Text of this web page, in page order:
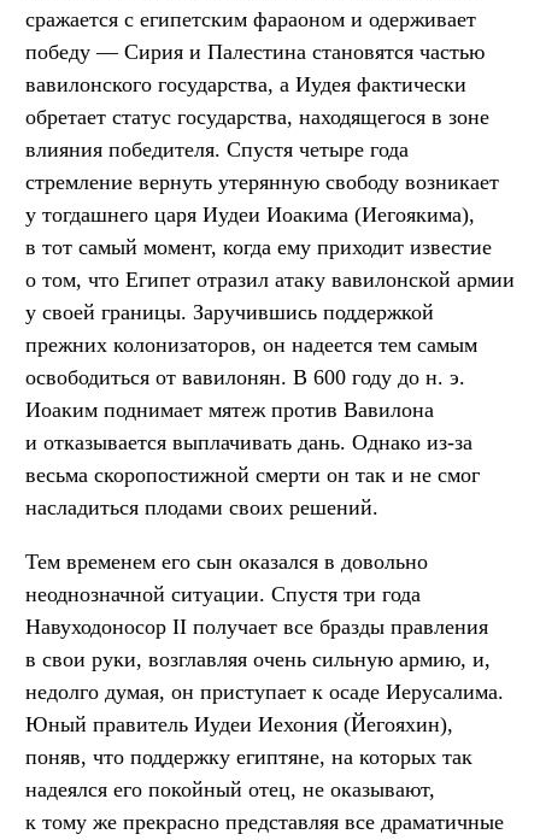
сражается с египетским фараоном и одерживает
победу — Сирия и Палестина становятся частью
вавилонского государства, а Иудея фактически
обретает статус государства, находящегося в зоне
влияния победителя. Спустя четыре года
стремление вернуть утерянную свободу возникает
у тогдашнего царя Иудеи Иоакима (Иегоякима),
в тот самый момент, когда ему приходит известие
о том, что Египет отразил атаку вавилонской армии
у своей границы. Заручившись поддержкой
прежних колонизаторов, он надеется тем самым
освободиться от вавилонян. В 600 году до н. э.
Иоаким поднимает мятеж против Вавилона
и отказывается выплачивать дань. Однако из-за
весьма скоропостижной смерти он так и не смог
насладиться плодами своих решений.
Тем временем его сын оказался в довольно
неоднозначной ситуации. Спустя три года
Навуходоносор II получает все бразды правления
в свои руки, возглавляя очень сильную армию, и,
недолго думая, он приступает к осаде Иерусалима.
Юный правитель Иудеи Иехония (Йегояхин),
поняв, что поддержку египтяне, на которых так
надеялся его покойный отец, не оказывают,
к тому же прекрасно представляя все драматичные